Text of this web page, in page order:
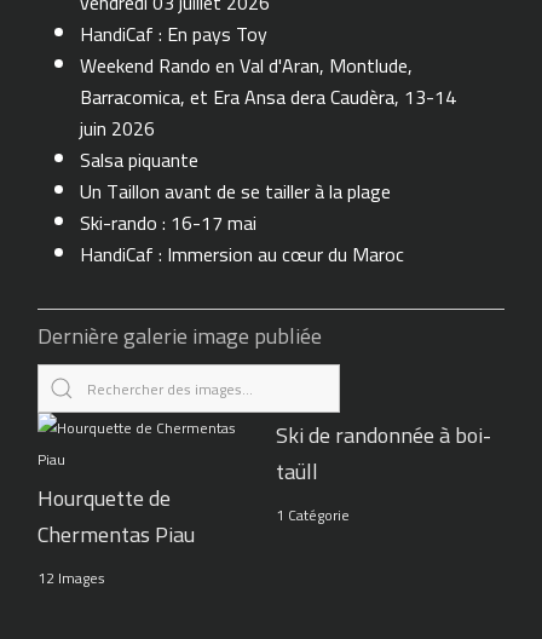
HandiCaf : En pays Toy
Weekend Rando en Val d'Aran, Montlude,
Barracomica, et Era Ansa dera Caudèra, 13-14
juin 2026
Salsa piquante
Un Taillon avant de se tailler à la plage
Ski-rando : 16-17 mai
HandiCaf : Immersion au cœur du Maroc
Dernière galerie image publiée
Hourquette de
Chermentas Piau
12 Images
Ski de randonnée à boi-
taüll
1 Catégorie